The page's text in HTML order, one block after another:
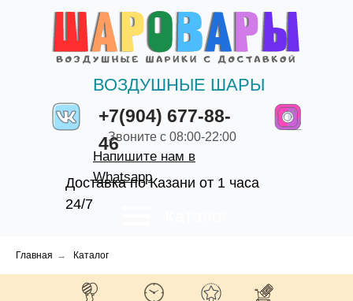
+7(904) 677-88-
46
ВОЗДУШНЫЕ ШАРЫ
Доставка по Казани от 1 часа
24/7
Звоните с 08:00-22:00
Напишите нам в
Whatsapp
Главная → Каталог